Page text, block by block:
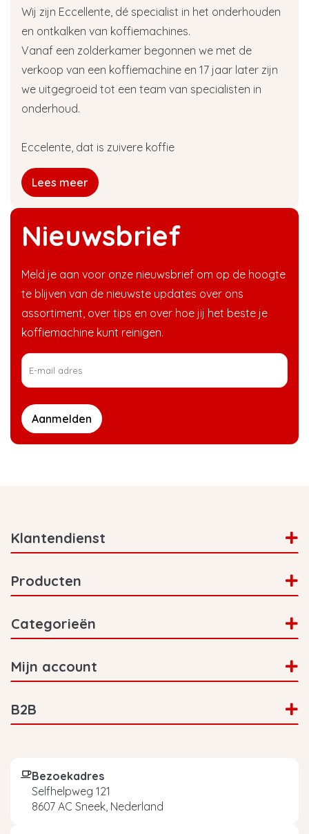
Nieuwsbrief
Meld je aan voor onze nieuwsbrief om op de hoogte
te blijven van de nieuwste updates over ons
assortiment, over tips en over hoe jij het beste je
koffiemachine kunt reinigen.
Aanmelden
Wij zijn Eccellente, dé specialist in het onderhouden
en ontkalken van koffiemachines.
Vanaf een zolderkamer begonnen we met de
verkoop van een koffiemachine en 17 jaar later zijn
we uitgegroeid tot een team van specialisten in
onderhoud.
Eccelente, dat is zuivere koffie
Lees meer
Klantendienst
Producten
Categorieën
Mijn account
B2B
Bezoekadres
Selfhelpweg 121
8607 AC Sneek, Nederland